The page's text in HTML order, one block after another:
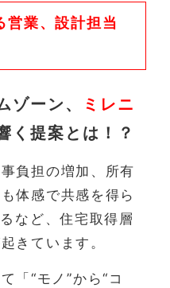
営業、設計担当
ゾーン、
ミレニ
く提案とは！？
負担の増加、所有
体感で共感を得ら
など、住宅取得層
きています。
「“モノ”から“コ